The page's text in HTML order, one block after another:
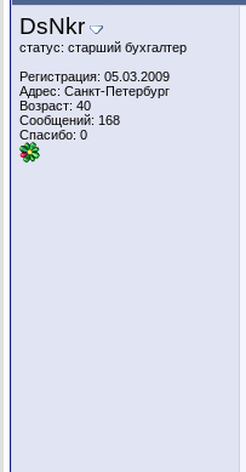
DsNkr
статус: старший бухгалтер
Регистрация: 05.03.2009
Адрес: Санкт-Петербург
Возраст: 40
Сообщений: 168
Спасибо: 0